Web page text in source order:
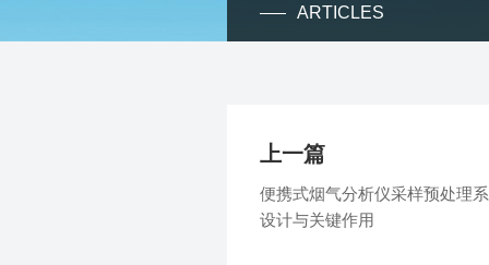
ARTICLES
上一篇
便携式烟气分析仪采样预处理
设计与关键作用